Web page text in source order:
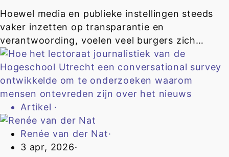
Hoewel media en publieke instellingen steeds
vaker inzetten op transparantie en
verantwoording, voelen veel burgers zich…
Artikel ·
Renée van der Nat·
3 apr, 2026·